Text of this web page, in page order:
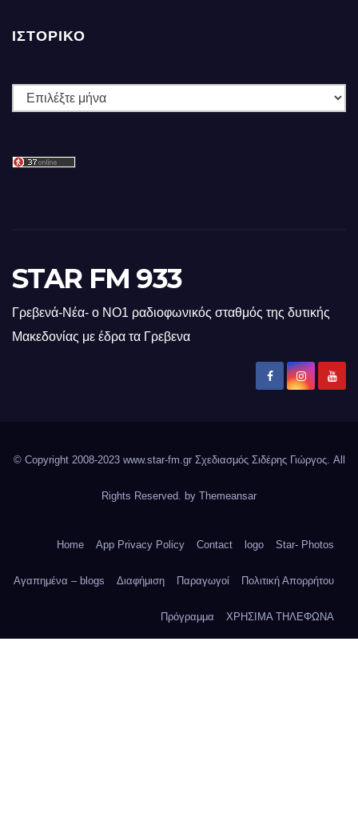
ΙΣΤΟΡΙΚΌ
Ιστορικό
STAR FM 933
Γρεβενά-Νέα- ο ΝΟ1 ραδιοφωνικός σταθμός της δυτικής
Μακεδονίας με έδρα τα Γρεβενα
© Copyright 2008-2023 www.star-fm.gr Σχεδιασμός Σιδέρης Γιώργος. All
Rights Reserved. by Themeansar
Home App Privacy Policy Contact logo Star- Photos
Αγαπημένα – blogs Διαφήμιση Παραγωγοί Πολιτική Απορρήτου
Πρόγραμμα ΧΡΗΣΙΜΑ ΤΗΛΕΦΩΝΑ